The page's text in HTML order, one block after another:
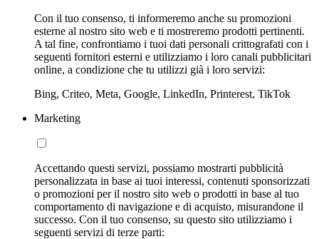
Con il tuo consenso, ti informeremo anche su promozioni
esterne al nostro sito web e ti mostreremo prodotti pertinenti.
A tal fine, confrontiamo i tuoi dati personali crittografati con i
seguenti fornitori esterni e utilizziamo i loro canali pubblicitari
online, a condizione che tu utilizzi già i loro servizi:
Bing, Criteo, Meta, Google, LinkedIn, Printerest, TikTok
Marketing
Accettando questi servizi, possiamo mostrarti pubblicità
personalizzata in base ai tuoi interessi, contenuti sponsorizzati
o promozioni per il nostro sito web o prodotti in base al tuo
comportamento di navigazione e di acquisto, misurandone il
successo. Con il tuo consenso, su questo sito utilizziamo i
seguenti servizi di terze parti: